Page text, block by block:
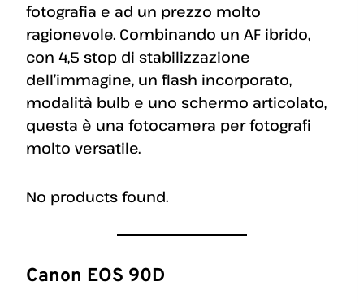
fotografia e ad un prezzo molto
ragionevole. Combinando un AF ibrido,
con 4,5 stop di stabilizzazione
dell’immagine, un flash incorporato,
modalità bulb e uno schermo articolato,
questa è una fotocamera per fotografi
molto versatile.
No products found.
Canon EOS 90D